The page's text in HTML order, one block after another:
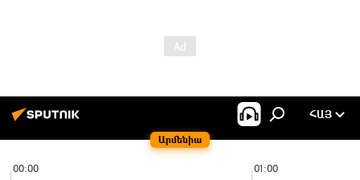
Արմենիա
ՀԱՅ
00:00 01:00